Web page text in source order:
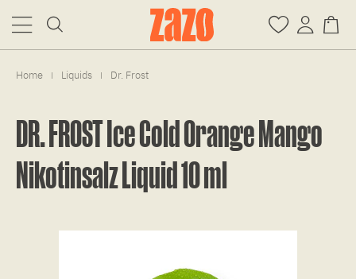
Home | Liquids | Dr. Frost
DR. FROST Ice Cold Orange Mango
Nikotinsalz Liquid 10 ml